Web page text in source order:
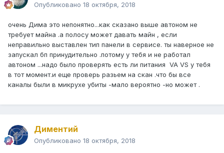
Опубликовано 18 октября, 2018
очень Дима это непонятно...как сказано выше автоном не
требует майна .а полосу может давать майн , если
неправильно выставлен тип панели в сервисе. ты наверное не
запускал бп принудительно .потому у тебя и не работал
автоном ...надо было проверять есть ли питания VA VS у тебя
в тот момент.и еще проверь разьем на скан .что бы все
каналы были в микрухе убиты -мало вероятно -но может .
Диментий
Опубликовано 18 октября, 2018